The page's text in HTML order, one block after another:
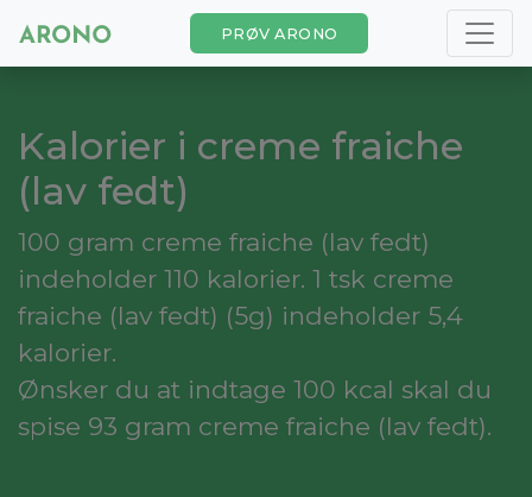
PRØV ARONO
Kalorier i creme fraiche
(lav fedt)
100 gram creme fraiche (lav fedt)
indeholder 110 kalorier. 1 tsk creme
fraiche (lav fedt) (5g) indeholder 5,4
kalorier.
Ønsker du at indtage 100 kcal skal du
spise 93 gram creme fraiche (lav fedt).